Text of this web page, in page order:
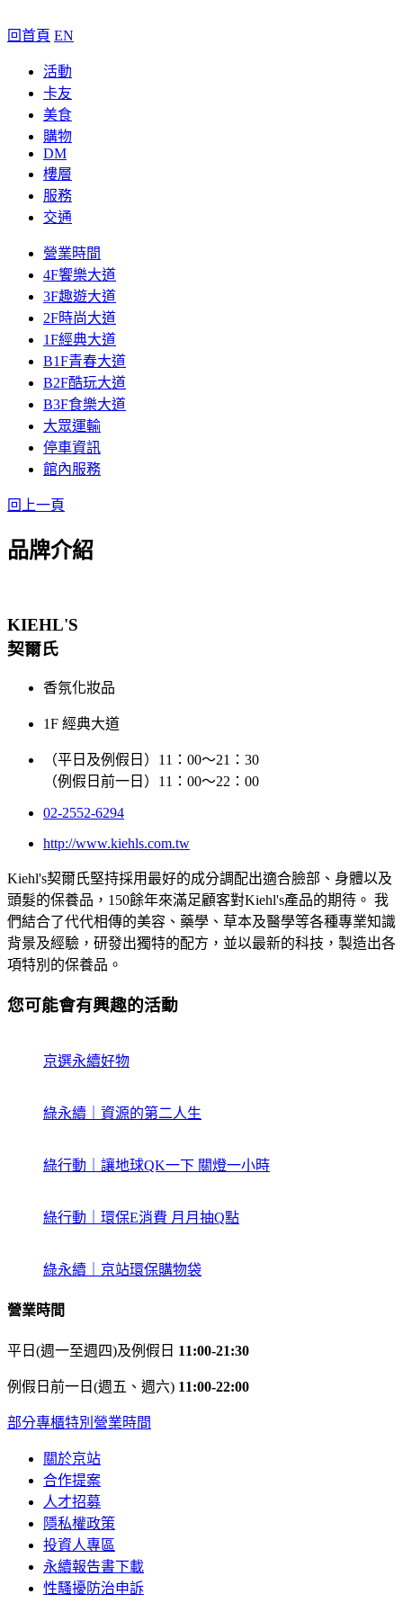
回首頁 EN
活動
卡友
美食
購物
DM
樓層
服務
交通
營業時間
4F饗樂大道
3F趣遊大道
2F時尚大道
1F經典大道
B1F青春大道
B2F酷玩大道
B3F食樂大道
大眾運輸
停車資訊
館內服務
回上一頁
品牌介紹
KIEHL'S
契爾氏
香氛化妝品
1F 經典大道
（平日及例假日）11：00～21：30
（例假日前一日）11：00～22：00
02-2552-6294
http://www.kiehls.com.tw
Kiehl's契爾氏堅持採用最好的成分調配出適合臉部、身體以及
頭髮的保養品，150餘年來滿足顧客對Kiehl's產品的期待。 我
們結合了代代相傳的美容、藥學、草本及醫學等各種專業知識
背景及經驗，研發出獨特的配方，並以最新的科技，製造出各
項特別的保養品。
您可能會有興趣的活動
京選永續好物
綠永續｜資源的第二人生
綠行動｜讓地球QK一下 關燈一小時
綠行動｜環保E消費 月月抽Q點
綠永續｜京站環保購物袋
營業時間
平日(週一至週四)及例假日 11:00-21:30
例假日前一日(週五、週六) 11:00-22:00
部分專櫃特別營業時間
關於京站
合作提案
人才招募
隱私權政策
投資人專區
永續報告書下載
性騷擾防治申訴